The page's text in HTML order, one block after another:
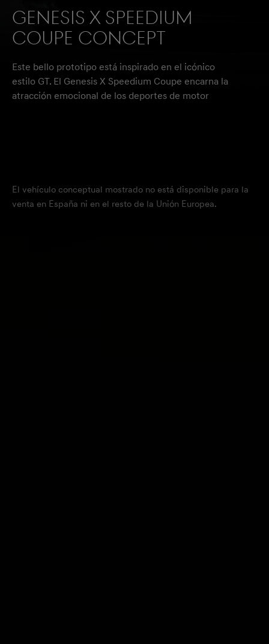
Genesis X Speedium
Coupe Concept
Este bello prototipo está inspirado en el icónico
estilo GT. El Genesis X Speedium Coupe encarna la
atracción emocional de los deportes de motor
El vehículo conceptual mostrado no está disponible para la
venta en España ni en el resto de la Unión Europea.